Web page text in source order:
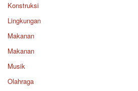
Konstruksi
Lingkungan
Makanan
Makanan
Musik
Olahraga